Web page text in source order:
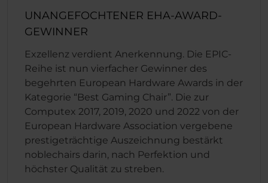
UNANGEFOCHTENER EHA-AWARD-
GEWINNER
Exzellenz verdient Anerkennung. Die EPIC-
Reihe ist nun vierfacher Gewinner des
begehrten European Hardware Awards in der
Kategorie “Best Gaming Chair”. Die zur
Computex 2017, 2019, 2020 und 2022 von der
European Hardware Association vergebene
prestigeträchtige Auszeichnung bestärkt
noblechairs darin, nach Perfektion und
höchster Qualität zu streben.